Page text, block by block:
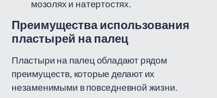
мозолях и натертостях.
Преимущества использования
пластырей на палец
Пластыри на палец обладают рядом
преимуществ, которые делают их
незаменимыми в повседневной жизни.